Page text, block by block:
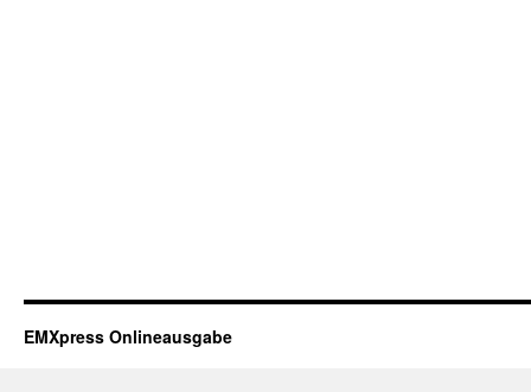
EMXpress Onlineausgabe